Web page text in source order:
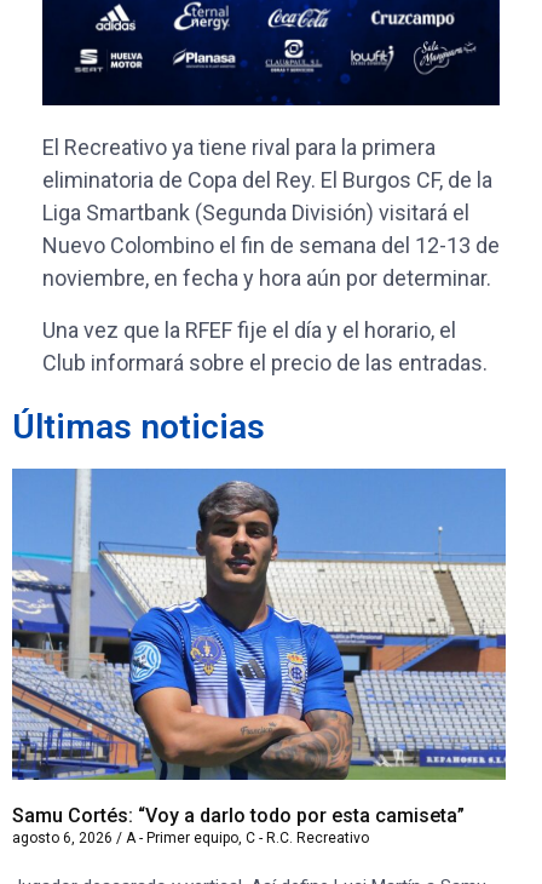
El Recreativo ya tiene rival para la primera
eliminatoria de Copa del Rey. El Burgos CF, de la
Liga Smartbank (Segunda División) visitará el
Nuevo Colombino el fin de semana del 12-13 de
noviembre, en fecha y hora aún por determinar.
Una vez que la RFEF fije el día y el horario, el
Club informará sobre el precio de las entradas.
Últimas noticias
Samu Cortés: “Voy a darlo todo por esta camiseta”
agosto 6, 2026 / A - Primer equipo C - R.C. Recreativo